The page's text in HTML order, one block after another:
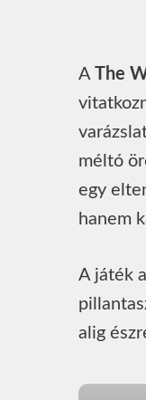
A The
méltó
egy
hanem
A játék
alig